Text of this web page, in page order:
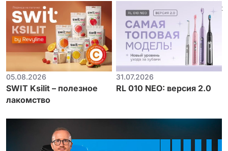
05.08.2026
SWIT Ksilit – полезное
лакомство
31.07.2026
RL 010 NEO: версия 2.0